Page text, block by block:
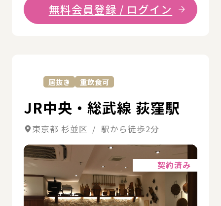
無料会員登録 / ログイン
居抜き 重飲食可
JR中央・総武線 荻窪駅
東京都 杉並区 / 駅から徒歩2分
契約済み